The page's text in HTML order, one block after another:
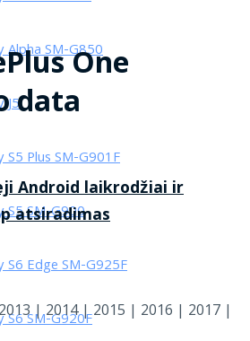
Alpha SM-G850
J5
S5 Plus SM-G901F
S5 SM-G900
S6 Edge SM-G925F
S6 SM-G920F
One
data
Android laikrodžiai ir
atsiradimas
| 2014 | 2015 | 2016 | 2017 |